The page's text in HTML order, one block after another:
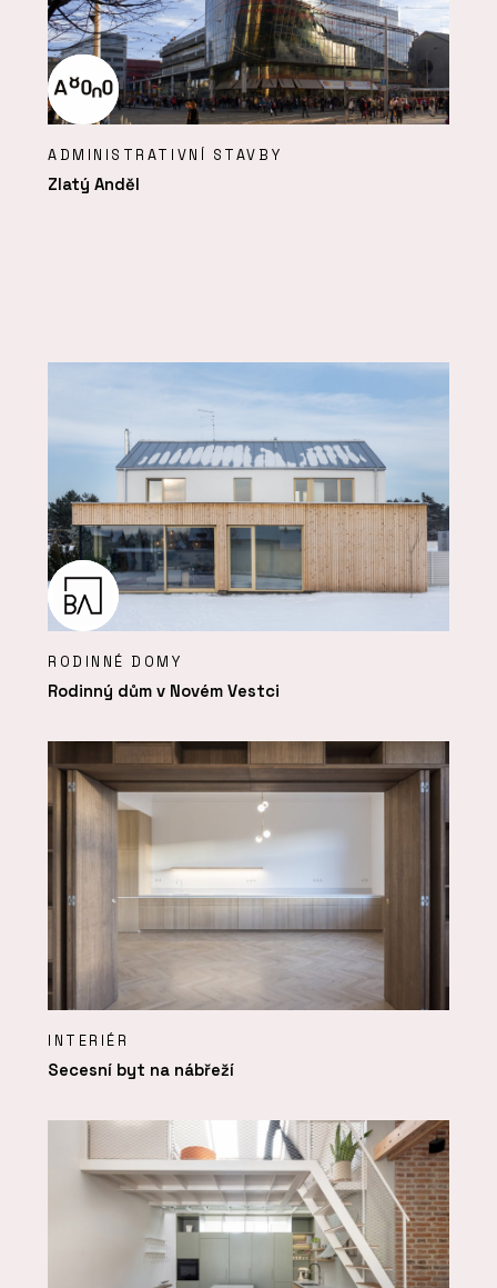
ADMINISTRATIVNÍ STAVBY
Zlatý Anděl
RODINNÉ DOMY
Rodinný dům v Novém Vestci
INTERIÉR
Secesní byt na nábřeží